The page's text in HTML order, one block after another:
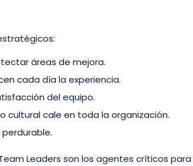
áreas de mejora.
cada día la experiencia.
del equipo.
cultural cale en toda la organización.
Leaders son los agentes críticos para